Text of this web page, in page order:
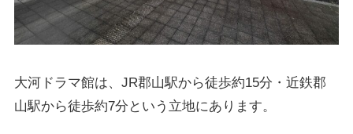
大河ドラマ館は、JR郡山駅から徒歩約15分・近鉄郡
山駅から徒歩約7分という立地にあります。